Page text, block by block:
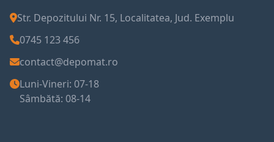
Str. Depozitului Nr. 15, Localitatea, Jud. Exemplu
0745 123 456
contact@depomat.ro
Luni-Vineri: 07-18
Sâmbătă: 08-14